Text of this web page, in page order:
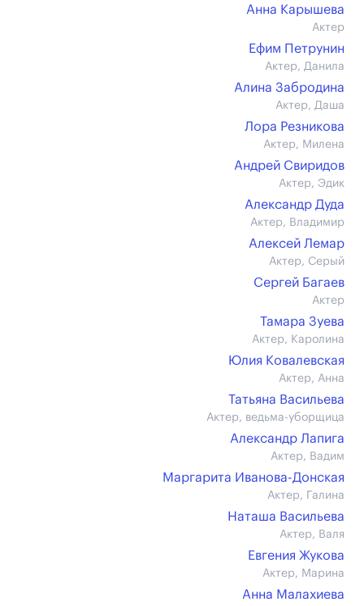
Анна Карышева
Актер
Ефим Петрунин
Актер, Данила
Алина Забродина
Актер, Даша
Лора Резникова
Актер, Милена
Андрей Свиридов
Актер, Эдик
Александр Дуда
Актер, Владимир
Алексей Лемар
Актер, Серый
Сергей Багаев
Актер
Тамара Зуева
Актер, Каролина
Юлия Ковалевская
Актер, Анна
Татьяна Васильева
Актер, ведьма-уборщица
Александр Лапига
Актер, Вадим
Маргарита Иванова-Донская
Актер, Галина
Наташа Васильева
Актер, Валя
Евгения Жукова
Актер, Марина
Анна Малахиева